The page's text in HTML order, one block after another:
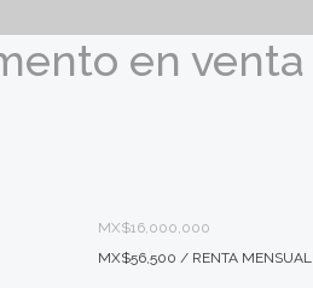
en venta
MX$16,000,000
MX$56,500 / RENTA MENSUAL